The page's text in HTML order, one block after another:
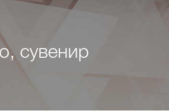
сувенир